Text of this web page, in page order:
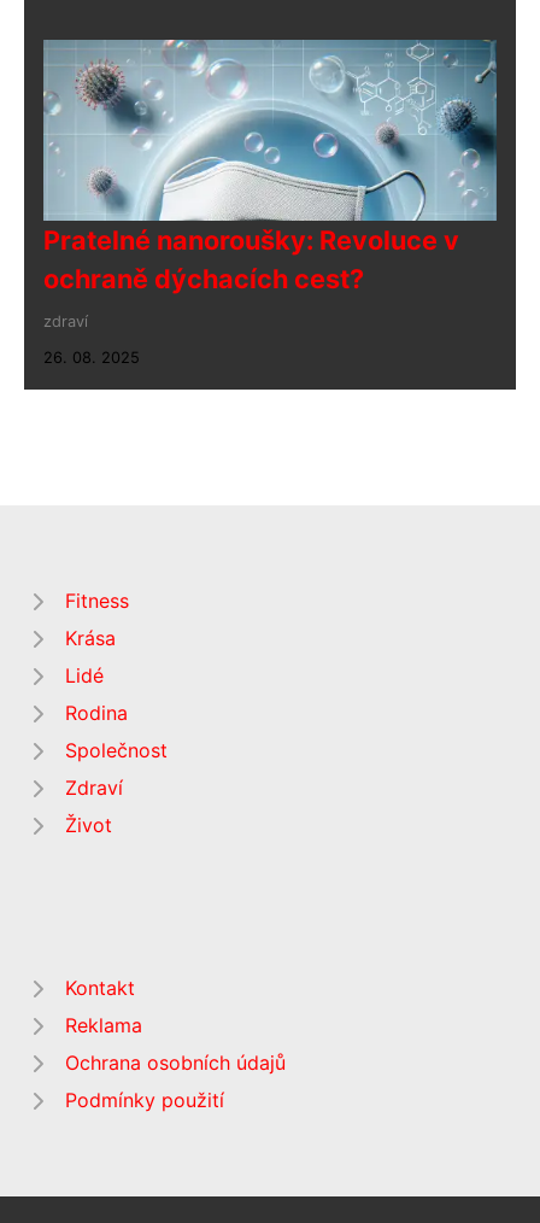
Pratelné nanoroušky: Revoluce v
ochraně dýchacích cest?
zdraví
26. 08. 2025
Fitness
Krása
Lidé
Rodina
Společnost
Zdraví
Život
Kontakt
Reklama
Ochrana osobních údajů
Podmínky použití